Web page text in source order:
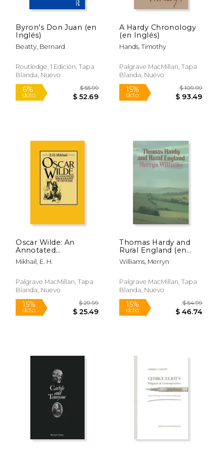
6%
dcto.
$ 180.00
Byron's Don Juan (en
Inglés)
Beatty, Bernard
Routledge, 1 Edición, Tapa
Blanda, Nuevo
A Hardy Chronology
(en Inglés)
Hands, Timothy
Palgrave MacMillan, Tapa
Blanda, Nuevo
Oscar Wilde: An
Annotated
Bibliography of
Criticism (en Inglés)
Mikhail, E. H.
Palgrave MacMillan, Tapa
Blanda, Nuevo
Thomas Hardy and
Rural England (en
Inglés)
Williams, Merryn
Palgrave MacMillan, Tapa
Blanda, Nuevo